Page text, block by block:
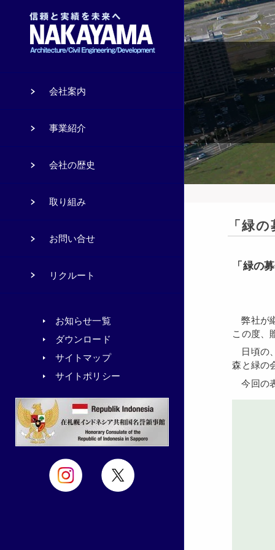
「緑
「緑の
弊社が継続し取り組んでいる「緑の募金」活動に対し、社団法人国土緑化推進機構理事長より感謝状が授与されることになり、
この度、
日頃の、「緑の募金」の取り組みに対するもので、「林野庁長官」「社団法人国土緑化推進機構理事長」「公益遮断法人北海道
森と緑の
今回
会社案内
事業紹介
会社の歴史
取り組み
お問い合せ
リクルート
お知らせ一覧
ダウンロード
サイトマップ
サイトポリシー